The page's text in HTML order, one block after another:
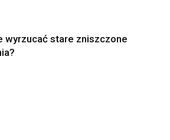
wyrzucać stare zniszczone